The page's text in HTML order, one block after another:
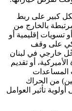
كبير على ربط
بالخارج من
تسويات إقليمية أو
على وقف
خارجي في لبنان
أو تقديم
المساعدات
من الحراك
تأثير العوامل